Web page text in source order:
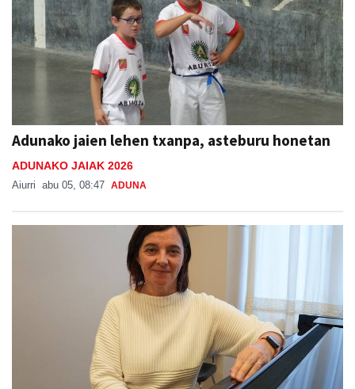
Adunako jaien lehen txanpa, asteburu honetan
ADUNAKO JAIAK 2026
Aiurri abu 05, 08:47 ADUNA